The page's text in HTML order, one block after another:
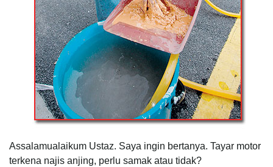
Assalamualaikum Ustaz. Saya ingin bertanya. Tayar motor
terkena najis anjing, perlu samak atau tidak?